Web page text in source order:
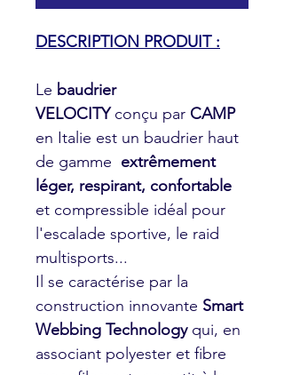
DESCRIPTION PRODUIT :
Le baudrier
VELOCITYconçu par CAMP
en Italie est un baudrier haut
de gamme extrêmement
léger, respirant, confortable
et compressible idéal pour
l'escalade sportive, le raid
multisports...
Il se caractérise par la
construction innovante Smart
Webbing Technologyqui, en
associant polyester et fibre